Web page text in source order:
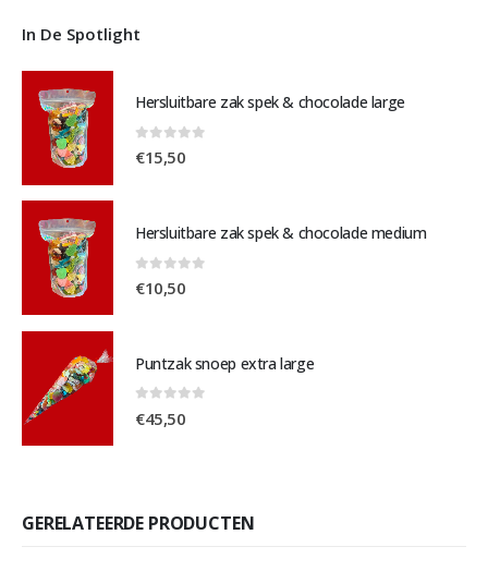
In De Spotlight
Hersluitbare zak spek & chocolade large
€15,50
Hersluitbare zak spek & chocolade medium
€10,50
Puntzak snoep extra large
€45,50
GERELATEERDE PRODUCTEN